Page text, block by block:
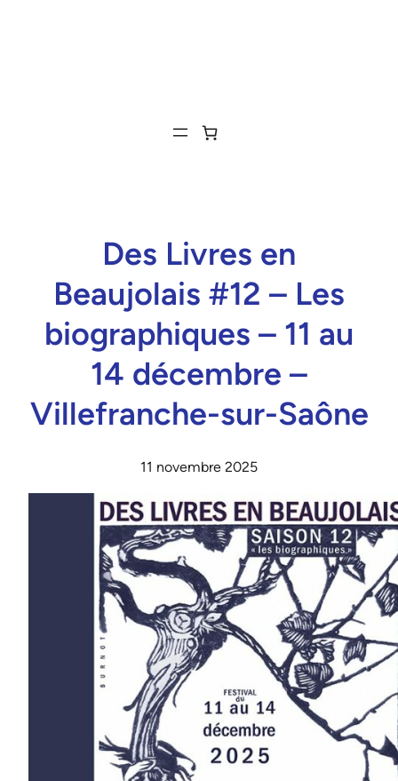
Des Livres en
Beaujolais #12 – Les
biographiques – 11 au
14 décembre –
Villefranche-sur-Saône
11 novembre 2025